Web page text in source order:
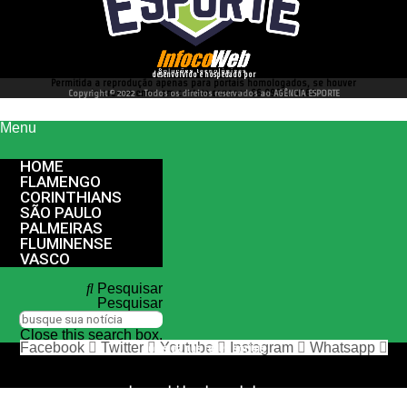
desenvolvido e hospedado por
Permitida a reprodução apenas para portais homologados, se houver
interesse entre em contato conosco 66 99977 4262
Copyright © 2022 - Todos os direitos reservados ao AGÊNCIA ESPORTE
Menu
HOME
FLAMENGO
CORINTHIANS
SÃO PAULO
PALMEIRAS
FLUMINENSE
VASCO
Pesquisar
Pesquisar
Close this search box.
nos siga nas redes sociais
Facebook Twitter Youtube Instagram Whatsapp
desenvolvido e hospedado por